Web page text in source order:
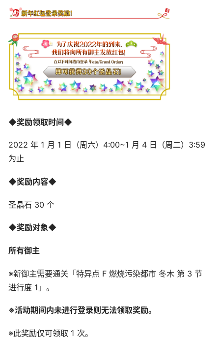
◆奖励领取时间◆
2022 年 1 月 1 日（周六）4:00~1 月 4 日（周二）3:59
为止
◆奖励内容◆
圣晶石 30 个
◆奖励对象◆
所有御主
※新御主需要通关「特异点 F 燃烧污染都市 冬木 第 3 节
进行度 1」。
※活动期间内未进行登录则无法领取奖励。
※此奖励仅可领取 1 次。